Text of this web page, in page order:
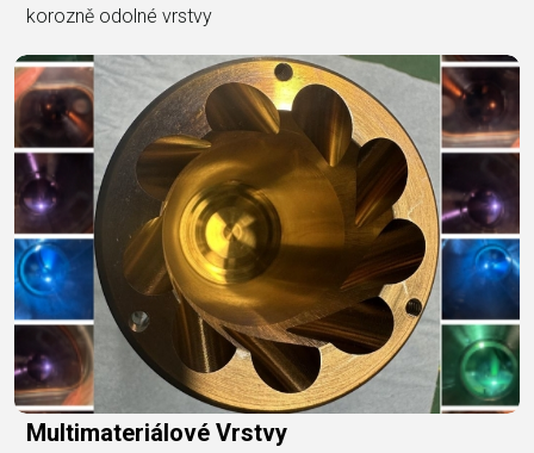
korozně odolné vrstvy
Multimateriálové Vrstvy